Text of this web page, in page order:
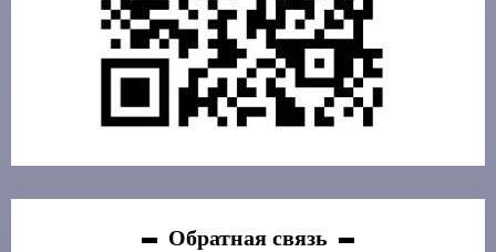
Обратная связь